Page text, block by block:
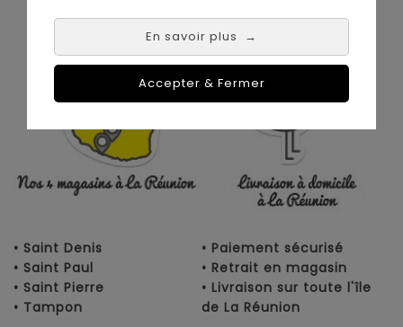
En savoir plus →
Accepter & Fermer
Nos magasins à
La Réunion :
Achat en ligne :
• Saint Denis
• Saint Paul
• Saint Pierre
• Tampon
• Paiement sécurisé
• Retrait en magasin
• Livraison sur toute l'île
de La Réunion